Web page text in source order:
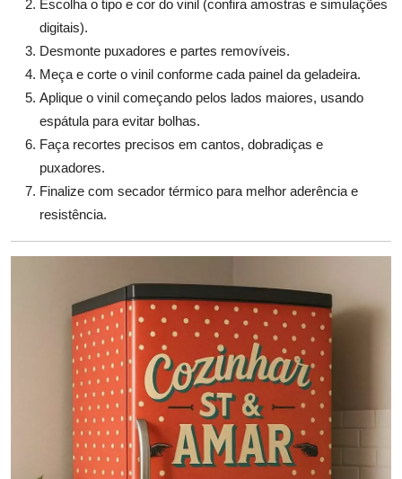
Escolha o tipo e cor do vinil (confira amostras e simulações
digitais).
Desmonte puxadores e partes removíveis.
Meça e corte o vinil conforme cada painel da geladeira.
Aplique o vinil começando pelos lados maiores, usando
espátula para evitar bolhas.
Faça recortes precisos em cantos, dobradiças e
puxadores.
Finalize com secador térmico para melhor aderência e
resistência.